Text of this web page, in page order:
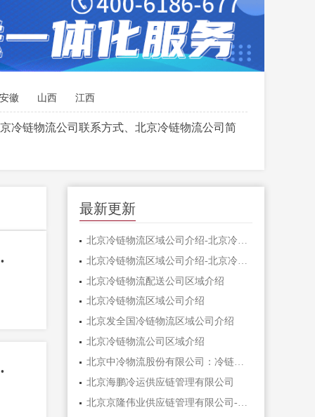
安徽 山西 江西
冷链物流公司联系方式、北京冷链物流公司简
达冷链物流
达冷链物流
最新更新
北京冷链物流配送公司区域介绍
北京冷链物流区域公司介绍
北京发全国冷链物流区域公司介绍
北京冷链物流公司区域介绍
北京中冷物流股份有限公司：冷链全链条服务，智联生
北京海鹏冷运供应链管理有限公司
北京京隆伟业供应链管理有限公司-首都冷链网络